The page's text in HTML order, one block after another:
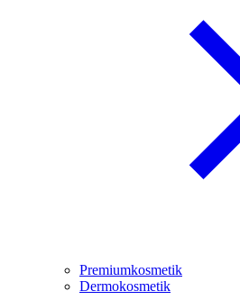
Premiumkosmetik
Dermokosmetik